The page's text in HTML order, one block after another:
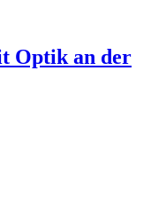
Optik an der